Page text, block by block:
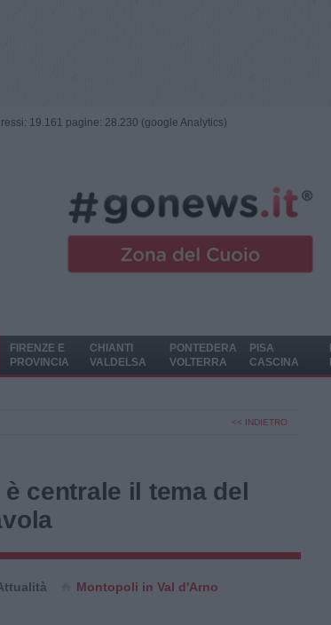
19.161 pagine: 28.230 (google Analytics)
FIRENZE E
PROVINCIA
CHIANTI
VALDELSA
PONTEDERA
VOLTERRA
PISA
CASCINA
<< INDIETRO
centrale il tema del
Montopoli in Val d'Arno